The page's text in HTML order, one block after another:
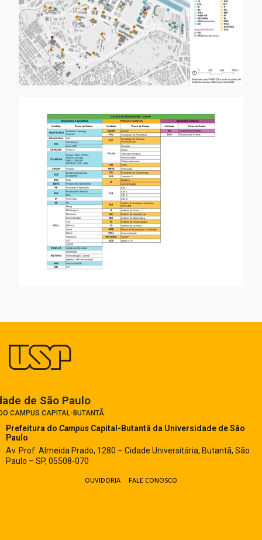
de São Paulo​
CAMPUS CAPITAL-BUTANTÃ
Prefeitura do Campus Capital-Butantã da Universidade de São
Paulo
Av. Prof. Almeida Prado, 1280 – Cidade Universitária, Butantã, São
Paulo – SP, 05508-070
OUVIDORIA FALE CONOSCO